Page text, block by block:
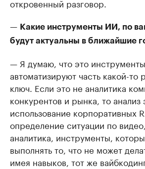
откровенный разговор.
— Какие инструменты ИИ, по
будут актуальны в ближайшие
— Я думаю, что это
автоматизируют часть какой-то
ключ. Если это не аналитика
конкурентов и рынка, то анализ
использование корпоративных
определение ситуации по
аналитика, инструменты,
выполнять то, что не может
имея навыков, тот же